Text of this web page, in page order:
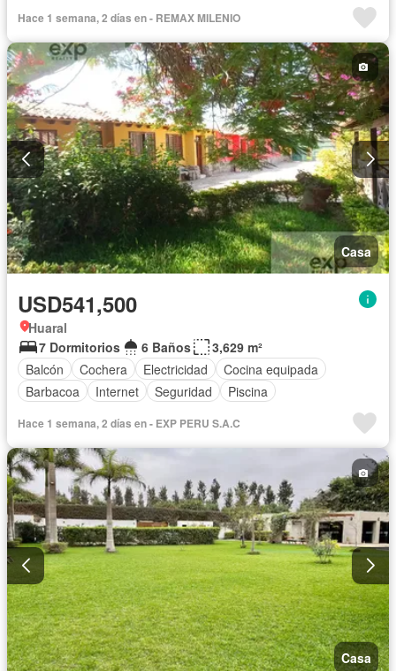
Hace 1 semana, 2 días en - REMAX MILENIO
Casa
USD541,500
Huaral
7 Dormitorios
6 Baños
3,629 m²
Balcón
Cochera Electricidad
Cocina equipada
Barbacoa
Internet Seguridad Piscina
Hace 1 semana, 2 días en - EXP PERU S.A.C
Casa